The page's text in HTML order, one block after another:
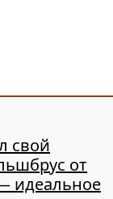
свой
от
идеальное